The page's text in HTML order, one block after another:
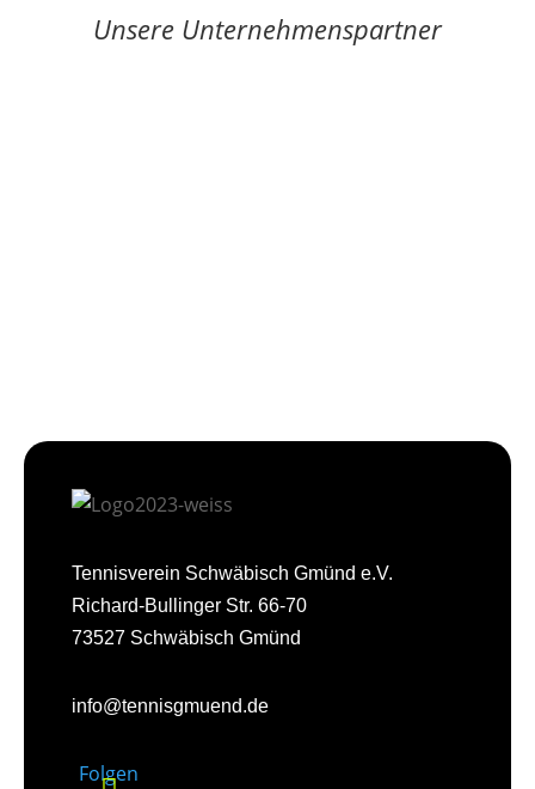
Unsere Unternehmenspartner
Tennisverein Schwäbisch Gmünd e.V.
Richard-Bullinger Str. 66-70
73527 Schwäbisch Gmünd
info@tennisgmuend.de
Folgen